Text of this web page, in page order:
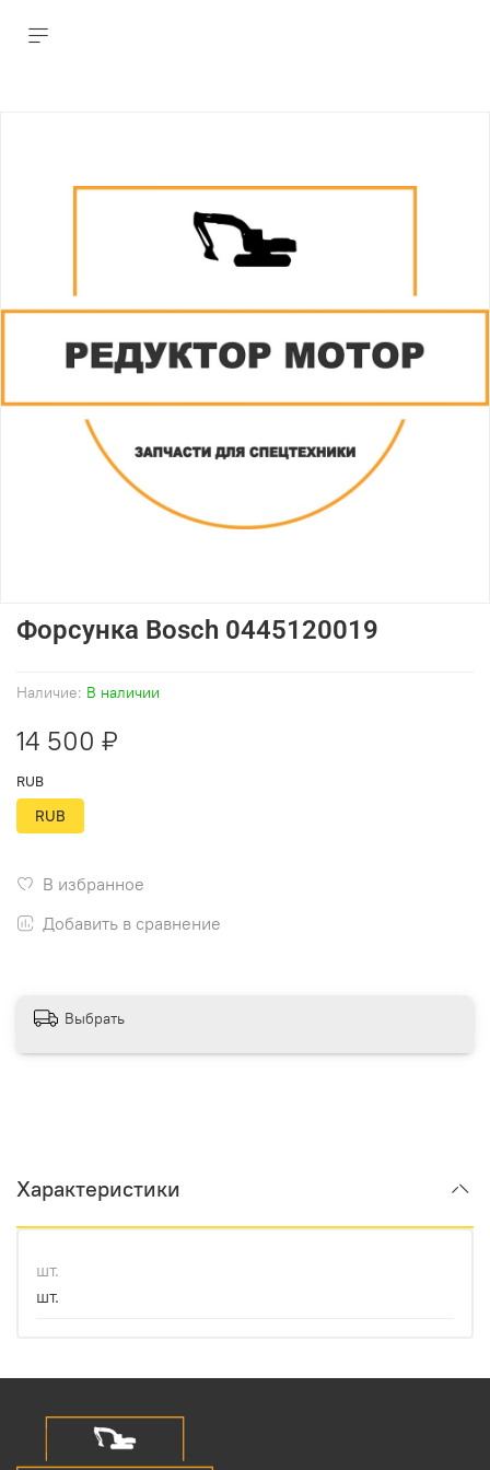
Наличие: В наличии
Форсунка Bosch 0445120019
14 500 ₽
В избранное
Добавить в сравнение
RUB
RUB
Выбрать
Характеристики
шт.
шт.